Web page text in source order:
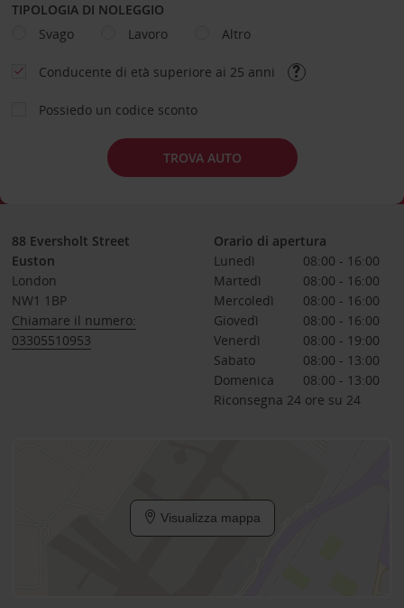
TIPOLOGIA DI NOLEGGIO
Svago
Lavoro Altro
Conducente di età superiore ai 25 anni
Possiedo un codice sconto
TROVA AUTO
88 Eversholt Street
Euston
London
NW1 1BP
Chiamare il numero:
03305510953
Orario di apertura
Lunedì
08:00 - 16:00
Martedì
08:00 - 16:00
Mercoledì
08:00 - 16:00
Giovedì
08:00 - 16:00
Venerdì
08:00 - 19:00
Sabato
08:00 - 13:00
Domenica
08:00 - 13:00
Riconsegna 24 ore su 24
Visualizza mappa